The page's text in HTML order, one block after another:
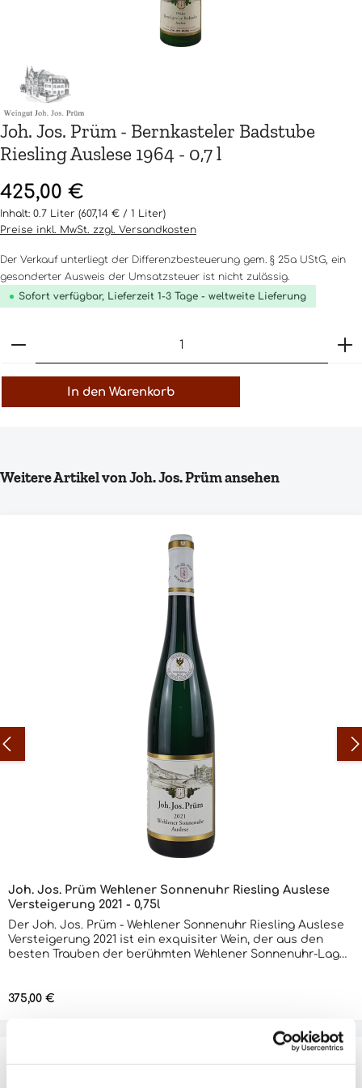
Joh. Jos. Prüm - Bernkasteler Badstube
Riesling Auslese 1964 - 0,7 l
Regulärer Preis:
425,00 €
Inhalt: 0.7 Liter (607,14 € / 1 Liter)
Preise inkl. MwSt. zzgl. Versandkosten
Der Verkauf unterliegt der Differenzbesteuerung gem. § 25a UStG, ein
gesonderter Ausweis der Umsatzsteuer ist nicht zulässig.
Sofort verfügbar, Lieferzeit 1-3 Tage - weltweite Lieferung
Produkt Anzahl: Gib den gewünschten Wert
In den Warenkorb
Produktgalerie überspringen
Weitere Artikel von Joh. Jos. Prüm ansehen
Joh. Jos. Prüm Wehlener Sonnenuhr Riesling Auslese
Versteigerung 2021 - 0,75l
Der Joh. Jos. Prüm - Wehlener Sonnenuhr Riesling Auslese
Versteigerung 2021 ist ein exquisiter Wein, der aus den
besten Trauben der berühmten Wehlener Sonnenuhr-Lage
perfekte Balance zwischen Süße und Säure. Dieser Riesling
Zitrusfrüchten, begleitet von subtilen Noten von Honig
und Blüten. Am Gaumen zeigt er eine beeindruckende Fülle
Regulärer Preis:
375,00 €